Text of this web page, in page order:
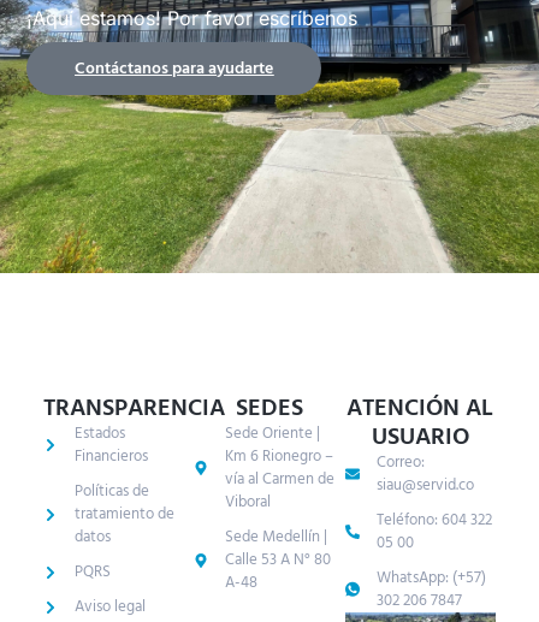
¡Aquí estamos! Por favor escríbenos
Contáctanos para ayudarte
TRANSPARENCIA
Estados
Financieros
Políticas de
tratamiento de
datos
PQRS
Aviso legal
SEDES
Sede Oriente |
Km 6 Rionegro –
vía al Carmen de
Viboral
Sede Medellín |
Calle 53 A N° 80
A-48
ATENCIÓN AL
USUARIO
Correo:
siau@servid.co
Teléfono: 604 322
05 00
WhatsApp: (+57)
302 206 7847